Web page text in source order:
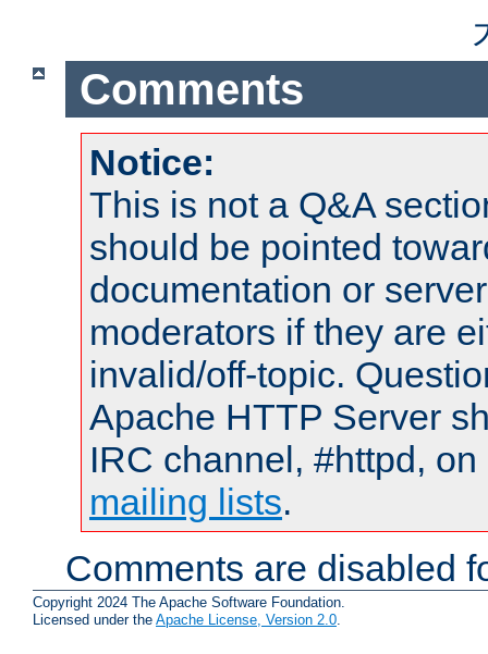
Comments
Notice:
This is not a Q&A
should be pointed
documentation or
moderators if they are
invalid/off-topic.
Apache HTTP Server
IRC channel, #httpd,
mailing lists.
Comments are disabled
Copyright 2024 The Apache Software Foundation.
Licensed under the Apache License, Version 2.0.